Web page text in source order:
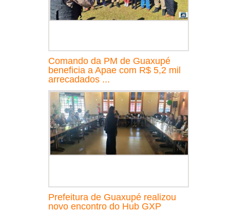
Comando da PM de Guaxupé
beneficia a Apae com R$ 5,2 mil
arrecadados ...
Prefeitura de Guaxupé realizou
novo encontro do Hub GXP